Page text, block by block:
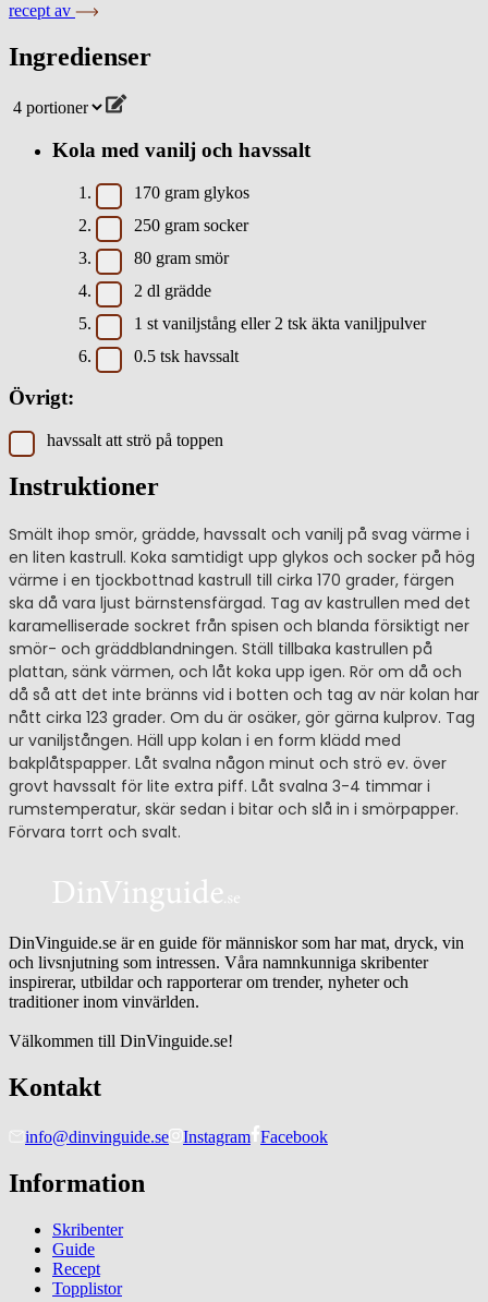
recept av
Ingredienser
Kola med vanilj och havssalt
170 gram glykos
250 gram socker
80 gram smör
2 dl grädde
1 st vaniljstång eller 2 tsk äkta vaniljpulver
0.5 tsk havssalt
Övrigt:
havssalt att strö på toppen
Instruktioner
Smält ihop smör, grädde, havssalt och vanilj på svag värme i
en liten kastrull. Koka samtidigt upp glykos och socker på hög
värme i en tjockbottnad kastrull till cirka 170 grader, färgen
ska då vara ljust bärnstensfärgad. Tag av kastrullen med det
karamelliserade sockret från spisen och blanda försiktigt ner
smör- och gräddblandningen. Ställ tillbaka kastrullen på
plattan, sänk värmen, och låt koka upp igen. Rör om då och
då så att det inte bränns vid i botten och tag av när kolan har
nått cirka 123 grader. Om du är osäker, gör gärna kulprov. Tag
ur vaniljstången. Häll upp kolan i en form klädd med
bakplåtspapper. Låt svalna någon minut och strö ev. över
grovt havssalt för lite extra piff. Låt svalna 3-4 timmar i
rumstemperatur, skär sedan i bitar och slå in i smörpapper.
Förvara torrt och svalt.
DinVinguide.se är en guide för människor som har mat, dryck, vin
och livsnjutning som intressen. Våra namnkunniga skribenter
inspirerar, utbildar och rapporterar om trender, nyheter och
traditioner inom vinvärlden.
Välkommen till DinVinguide.se!
Kontakt
info@dinvinguide.se Instagram Facebook
Information
Skribenter
Guide
Recept
Topplistor